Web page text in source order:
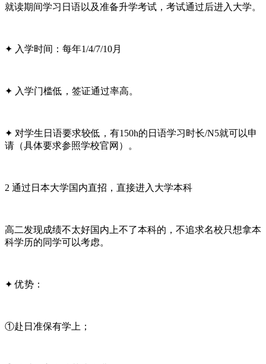
就读期间学习日语以及准备升学考试，考试通过后进入大学。
✦ 入学时间：每年1/4/7/10月
✦ 入学门槛低，签证通过率高。
✦ 对学生日语要求较低，有150h的日语学习时长/N5就可以申
请（具体要求参照学校官网）。
2 通过日本大学国内直招，直接进入大学本科
高二发现成绩不太好国内上不了本科的，不追求名校只想拿本
科学历的同学可以考虑。
✦ 优势：
①赴日准保有学上；